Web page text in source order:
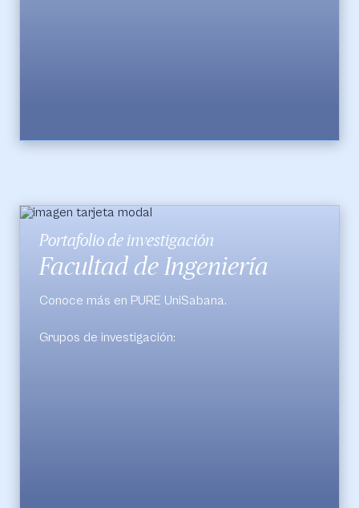
Portafolio de investigación
Facultad de Ingeniería
Conoce más en PURE UniSabana.
Grupos de investigación: